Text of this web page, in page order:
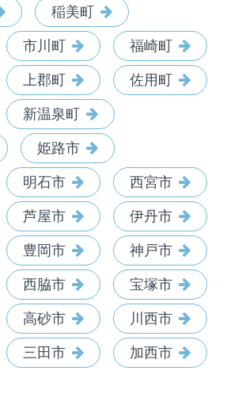
稲美町
市川町 福崎町
上郡町 佐用町
新温泉町
姫路市
明石市 西宮市
芦屋市 伊丹市
豊岡市 神戸市
西脇市 宝塚市
高砂市 川西市
三田市 加西市